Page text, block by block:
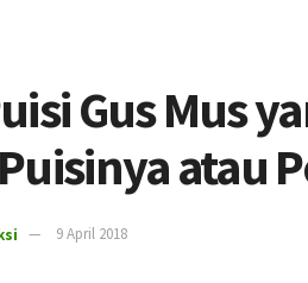
Gus Mus
atau
9 April 2018